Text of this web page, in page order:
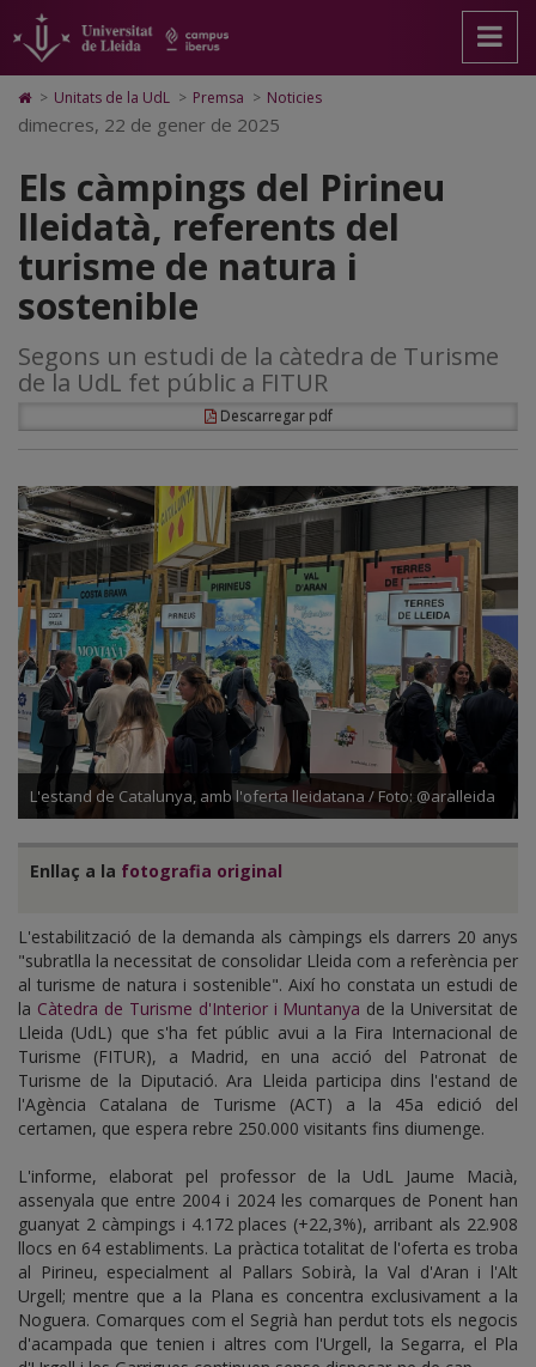
Els
càmpings
del
Pirineu
lleidatà,
referents
del
turisme
de
natura
sostenible
pàgina
principal.
Universitat
Lleida
contingut
principal
Mapa
Web.
Universitat
Cerca
Accessibilitat.
Universitat
Lleida
Icono
de
Home
ir
a
la
página
de
inicio
> Unitats de la UdL > Premsa > Noticies
dimecres, 22 de gener de 2025
Els càmpings del Pirineu
lleidatà, referents del
turisme de natura i
sostenible
Segons un estudi de la càtedra de Turisme
de la UdL fet públic a FITUR
Descarregar pdf
L'estand de Catalunya, amb l'oferta lleidatana / Foto: @aralleida
Enllaç a la fotografia original
L'estabilització de la demanda als càmpings els darrers 20 anys
"subratlla la necessitat de consolidar Lleida com a referència per
al turisme de natura i sostenible". Així ho constata un estudi de
la Càtedra de Turisme d'Interior i Muntanya de la Universitat de
Lleida (UdL) que s'ha fet públic avui a la Fira Internacional de
Turisme (FITUR), a Madrid, en una acció del Patronat de
Turisme de la Diputació. Ara Lleida participa dins l'estand de
l'Agència Catalana de Turisme (ACT) a la 45a edició del
certamen, que espera rebre 250.000 visitants fins diumenge.
L'informe, elaborat pel professor de la UdL Jaume Macià,
assenyala que entre 2004 i 2024 les comarques de Ponent han
guanyat 2 càmpings i 4.172 places (+22,3%), arribant als 22.908
llocs en 64 establiments. La pràctica totalitat de l'oferta es troba
al Pirineu, especialment al Pallars Sobirà, la Val d'Aran i l'Alt
Urgell; mentre que a la Plana es concentra exclusivament a la
Noguera. Comarques com el Segrià han perdut tots els negocis
d'acampada que tenien i altres com l'Urgell, la Segarra, el Pla